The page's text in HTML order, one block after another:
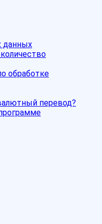
данных
обработке
перевод?